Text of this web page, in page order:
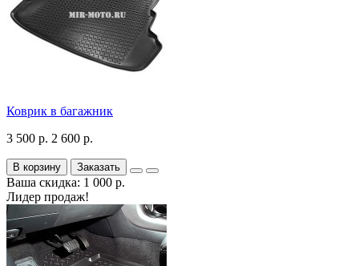
Коврик в багажник
3 500 р. 2 600 р.
В корзину Заказать
Ваша скидка: 1 000 р.
Лидер продаж!